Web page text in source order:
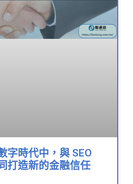
字時代中，與 SEO
打造新的金融信任